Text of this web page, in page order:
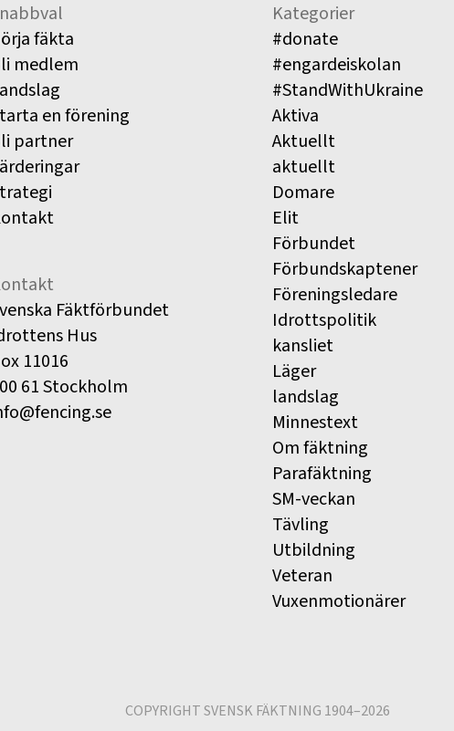
fäkta
medlem
en förening
partner
Fäktförbundet
Hus
11016
61 Stockholm
Kategorier
#donate
#engardeiskolan
#StandWithUkraine
Aktiva
Aktuellt
aktuellt
Domare
Elit
Förbundet
Förbundskaptener
Föreningsledare
Idrottspolitik
kansliet
Läger
landslag
Minnestext
Om fäktning
Parafäktning
SM-veckan
Tävling
Utbildning
Veteran
Vuxenmotionärer
COPYRIGHT SVENSK FÄKTNING 1904–2026